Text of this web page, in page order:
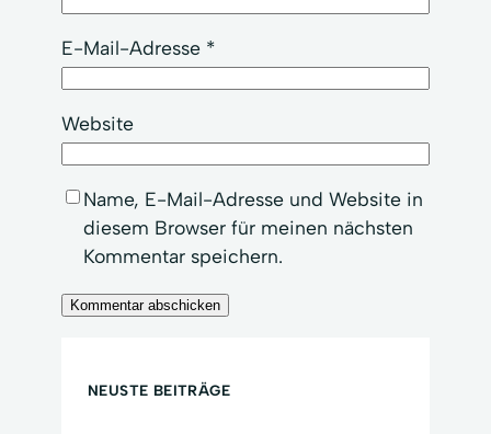
E-Mail-Adresse *
Website
Name, E-Mail-Adresse und Website in
diesem Browser für meinen nächsten
Kommentar speichern.
NEUSTE BEITRÄGE